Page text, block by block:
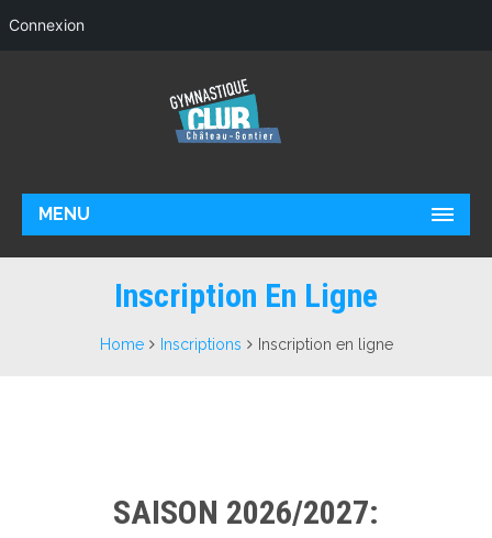
MENU
Inscription En Ligne
Home Inscriptions Inscription en ligne
SAISON 2026/2027:
Connexion